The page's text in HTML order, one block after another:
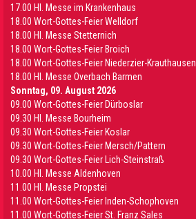
17.00 Hl. Messe im Krankenhaus
18.00 Wort-Gottes-Feier Welldorf
18.00 Hl. Messe Stetternich
18.00 Wort-Gottes-Feier Broich
18.00 Wort-Gottes-Feier Niederzier-Krauthausen
18.00 Hl. Messe Overbach Barmen
Sonntag, 09. August 2026
09.00 Wort-Gottes-Feier Dürboslar
09.30 HI. Messe Bourheim
09.30 Wort-Gottes-Feier Koslar
09.30 Wort-Gottes-Feier Mersch/Pattern
09.30 Wort-Gottes-Feier Lich-Steinstraß
10.00 Hl. Messe Aldenhoven
11.00 Hl. Messe Propstei
11.00 Wort-Gottes-Feier Inden-Schophoven
11.00 Wort-Gottes-Feier St. Franz Sales